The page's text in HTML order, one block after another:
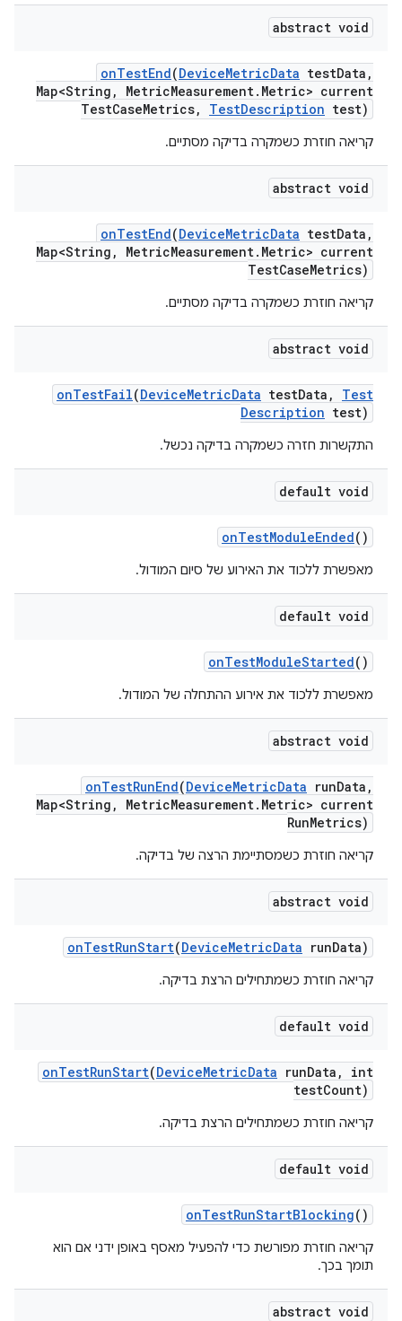
abstract void
onTestEnd(DeviceMetricData testData ,
Map<String , MetricMeasurement. Metric> current
TestCaseMetrics, TestDescription test)
קריאה חוזרת כשמקרה בדיקה מסתיים.
abstract void
onTestEnd(DeviceMetricData testData ,
Map<String , MetricMeasurement. Metric> current
TestCaseMetrics)
קריאה חוזרת כשמקרה בדיקה מסתיים.
abstract void
onTestFail(DeviceMetricData testData ,
Test
Description test)
התקשרות חזרה כשמקרה בדיקה נכשל.
default void
onTestModuleEnded()
מאפשרת ללכוד את האירוע של סיום המודול.
default void
onTestModuleStarted()
מאפשרת ללכוד את אירוע ההתחלה של המודול.
abstract void
onTestRunEnd(DeviceMetricData runData ,
Map<String , MetricMeasurement. Metric> current
RunMetrics)
קריאה חוזרת כשמסתיימת הרצה של בדיקה.
abstract void
onTestRunStart(DeviceMetricData runData)
קריאה חוזרת כשמתחילים הרצת בדיקה.
default void
onTestRunStart(DeviceMetricData runData ,
int
testCount)
קריאה חוזרת כשמתחילים הרצת בדיקה.
default void
onTestRunStartBlocking()
קריאה חוזרת מפורשת כדי להפעיל מאסף באופן ידני אם הוא
תומך בכך.
abstract void